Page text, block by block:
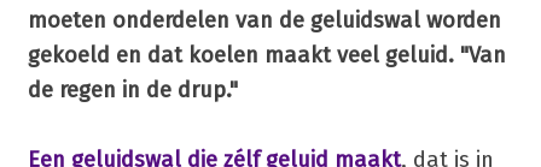
moeten onderdelen van de geluidswal worden
gekoeld en dat koelen maakt veel geluid. "Van
de regen in de drup."
Een geluidswal die zélf geluid maakt, dat is in